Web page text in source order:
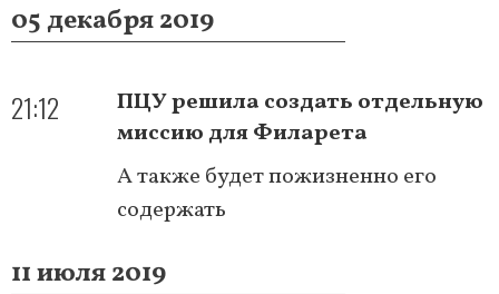
05 декабря 2019
21:12
ПЦУ решила создать отдельную
миссию для Филарета
А также будет пожизненно его
содержать
11 июля 2019